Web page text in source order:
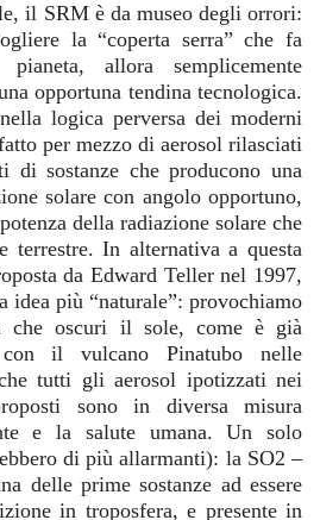
il SRM è da museo degli orrori:
la “coperta serra” che fa
allora semplicemente
opportuna tendina tecnologica.
logica perversa dei moderni
per mezzo di aerosol rilasciati
di sostanze che producono una
solare con angolo opportuno,
della radiazione solare che
terrestre. In alternativa a questa
da Edward Teller nel 1997,
idea più “naturale”: provochiamo
che oscuri il sole, come è già
il vulcano Pinatubo nelle
tutti gli aerosol ipotizzati nei
sono in diversa misura
e la salute umana. Un solo
di più allarmanti): la SO2 –
delle prime sostanze ad essere
in troposfera, e presente in